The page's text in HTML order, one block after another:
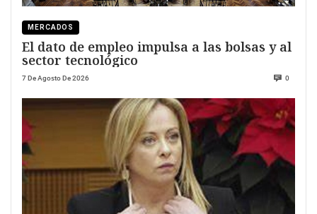
MERCADOS
El dato de empleo impulsa a las bolsas y al
sector tecnológico
7 De Agosto De 2026 0